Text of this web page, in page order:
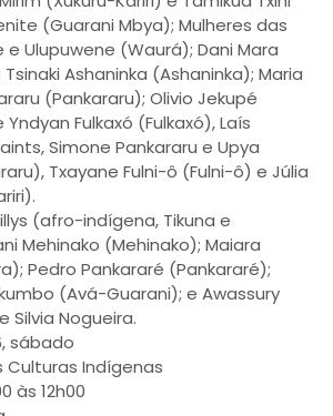
(Guarani Mbya); Mulheres das
e Ulupuwene (Waurá); Dani Mara
Ashaninka (Ashaninka); Maria
(Pankararu); Olivio Jekupé
Fulkaxó (Fulkaxó), Laís
Simone Pankararu e Upya
Txayane Fulni-ô (Fulni-ô) e Júlia
(afro-indígena, Tikuna e
Mehinako (Mehinako); Maiara
Pedro Pankararé (Pankararé);
(Avá-Guarani); e Awassury
Silvia Nogueira.
sábado
Culturas Indígenas
às 12h00